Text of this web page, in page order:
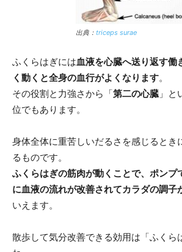
出典： triceps surae
ふくらはぎには血液を心臓へ送り返す働
く動くと全身の血行がよくなります。
その役割と力強さから「第二の心臓 」と
位でもあります。
身体全体に重苦しいだるさを感じるとき
るものです。
ふくらはぎの筋肉が動くことで、ポンプ
に血液の流れが改善されてカラダの調子
いえます。
散歩して気分改善できる効用は「ふくら